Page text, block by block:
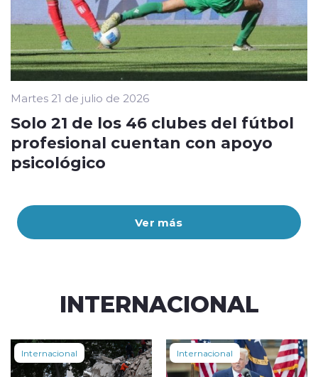
Ver más
Martes 21 de julio de 2026
Solo 21 de los 46 clubes del fútbol
profesional cuentan con apoyo
psicológico
INTERNACIONAL
Internacional Internacional